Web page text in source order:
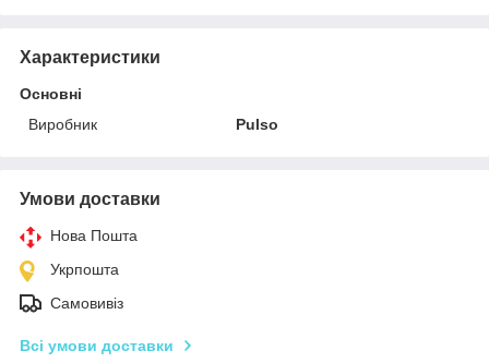
Характеристики
Основні
Виробник
Pulso
Умови доставки
Нова Пошта
Укрпошта
Самовивіз
Всі умови доставки